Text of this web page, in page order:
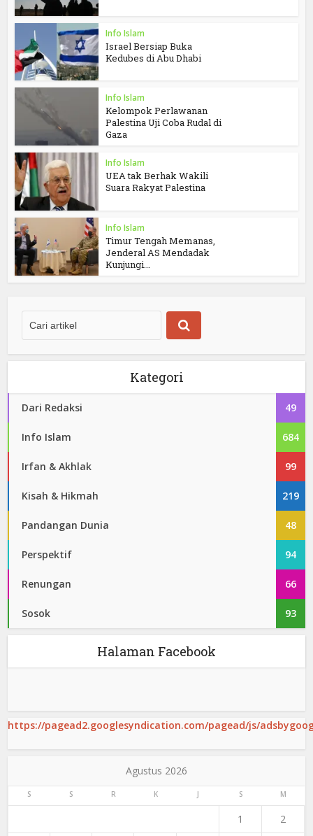
Info Islam
Israel Bersiap Buka
Kedubes di Abu Dhabi
Info Islam
Kelompok Perlawanan
Palestina Uji Coba Rudal di
Gaza
Info Islam
UEA tak Berhak Wakili
Suara Rakyat Palestina
Info Islam
Timur Tengah Memanas,
Jenderal AS Mendadak
Kunjungi...
Kategori
Dari Redaksi 49
Info Islam 684
Irfan & Akhlak 99
Kisah & Hikmah 219
Pandangan Dunia 48
Perspektif 94
Renungan 66
Sosok 93
Halaman Facebook
https://pagead2.googlesyndication.com/pagead/js/
Agustus 2026
S S R K J S M
1 2